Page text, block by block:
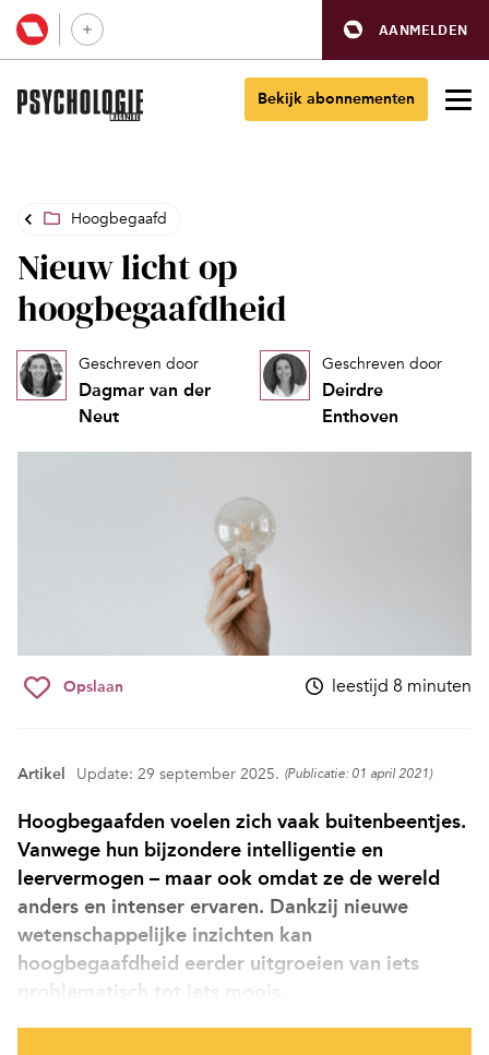
AANMELDEN
Bekijk abonnementen
Hoogbegaafd
Nieuw licht op
hoogbegaafdheid
Geschreven door
Dagmar van der
Neut
Geschreven door
Deirdre
Enthoven
Opslaan leestijd 8 minuten
Artikel Update: 29 september 2025. (Publicatie: 01 april 2021)
Hoogbegaafden voelen zich vaak buitenbeentjes.
Vanwege hun bijzondere intelligentie en
leervermogen – maar ook omdat ze de wereld
anders en intenser ervaren. Dankzij nieuwe
wetenschappelijke inzichten kan
hoogbegaafdheid eerder uitgroeien van iets
problematisch tot iets moois.